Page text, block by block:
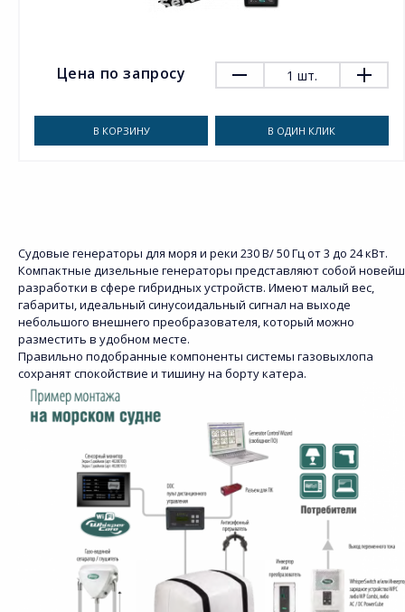
Цена по запросу 1 шт.
В КОРЗИНУ В ОДИН КЛИК
Судовые генераторы для моря и реки 230 В/ 50 Гц от 3 до 24 кВт.
Компактные дизельные генераторы представляют собой
разработки в сфере гибридных устройств. Имеют малый вес,
габариты, идеальный синусоидальный сигнал на выходе
небольшого внешнего преобразователя, который можно
разместить в удобном месте.
Правильно подобранные компоненты системы газовыхлопа
сохранят спокойствие и тишину на борту катера.